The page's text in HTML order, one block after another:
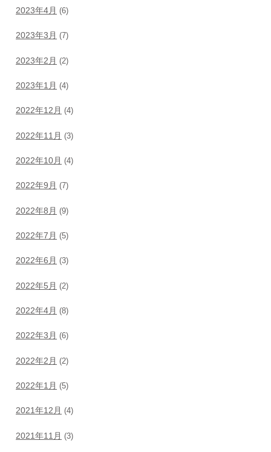
2023年4月 (6)
2023年3月 (7)
2023年2月 (2)
2023年1月 (4)
2022年12月 (4)
2022年11月 (3)
2022年10月 (4)
2022年9月 (7)
2022年8月 (9)
2022年7月 (5)
2022年6月 (3)
2022年5月 (2)
2022年4月 (8)
2022年3月 (6)
2022年2月 (2)
2022年1月 (5)
2021年12月 (4)
2021年11月 (3)